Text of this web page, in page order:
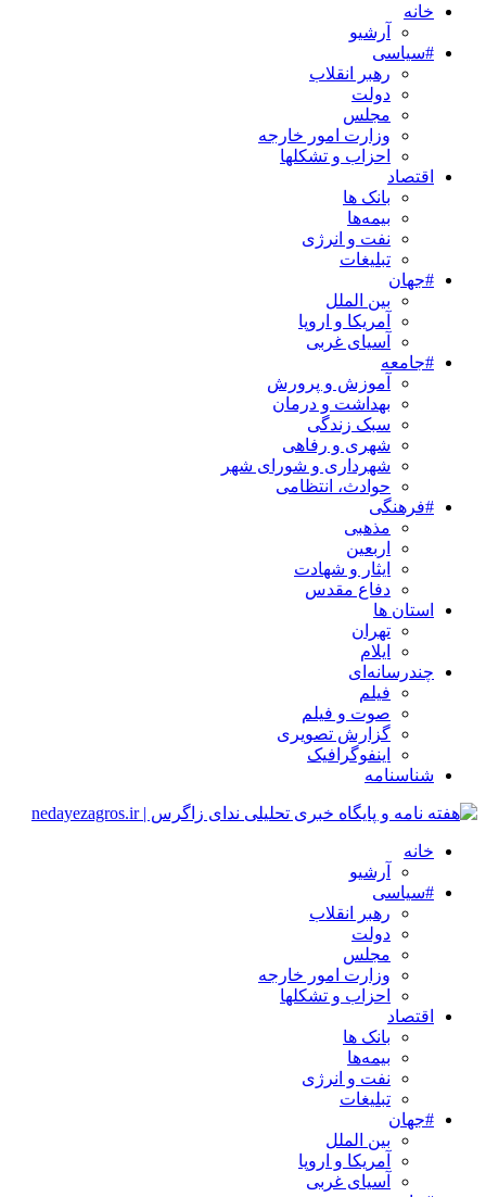
خانه
آرشیو
#سیاسی
رهبر انقلاب
دولت
مجلس
وزارت امور خارجه
احزاب و تشکلها
اقتصاد
بانک ها
بیمه‌ها
نفت و انرژی
تبلیغات
#جهان
بین الملل
آمریکا و اروپا
آسیای غربی
#جامعه
آموزش و پرورش
بهداشت و درمان
سبک زندگی
شهری و رفاهی
شهرداری و شورای شهر
حوادث، انتظامی
#فرهنگی
مذهبی
اربعین
ایثار و شهادت
دفاع مقدس
استان ها
تهران
ایلام
چندرسانه‌ای
فیلم
صوت و فیلم
گزارش تصویری
اینفوگرافیک
شناسنامه
خانه
آرشیو
#سیاسی
رهبر انقلاب
دولت
مجلس
وزارت امور خارجه
احزاب و تشکلها
اقتصاد
بانک ها
بیمه‌ها
نفت و انرژی
تبلیغات
#جهان
بین الملل
آمریکا و اروپا
آسیای غربی